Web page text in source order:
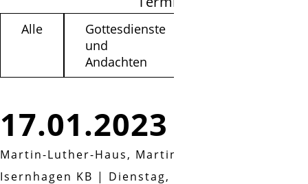
17.01.2023
Alle
Gottesdienste
und
Andachten
Martin-Luther-Haus, Martin-Luther-Weg 3a,
Isernhagen KB | Dienstag, 17.01.2023, 10:00